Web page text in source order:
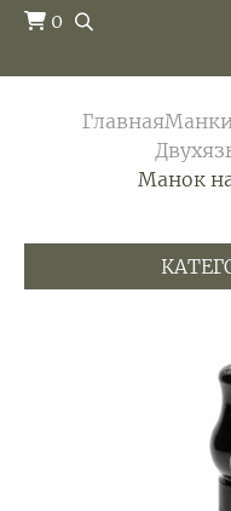
0
Главная
Манок